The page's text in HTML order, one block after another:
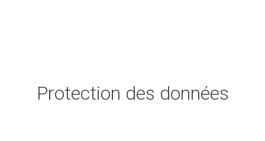
Protection des données